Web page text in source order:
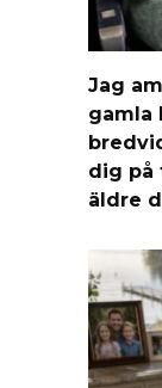
Jag
gamla
dig på
äldre